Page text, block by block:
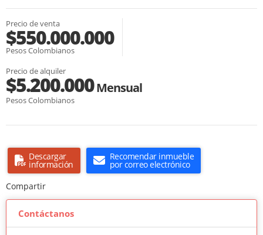
Precio de venta
$550.000.000
Pesos Colombianos
Precio de alquiler
$5.200.000Mensual
Pesos Colombianos
Descargar
información
Recomendar inmueble
por correo electrónico
Compartir
Contáctanos